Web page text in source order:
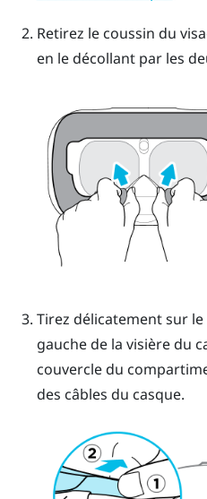
Retirez le coussin du
en le décollant par les
Tirez délicatement sur
gauche de la visière du
couvercle du
des câbles du casque.